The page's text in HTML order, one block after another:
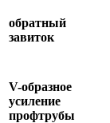
обратный
завиток
V-образное
усиление
профтрубы